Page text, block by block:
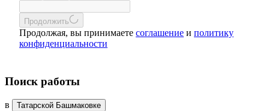
Продолжить
Продолжая, вы принимаете соглашение и политику
конфиденциальности
Поиск работы
в Татарской Башмаковке